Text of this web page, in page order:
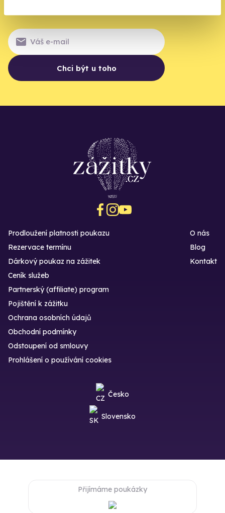
Chci být u toho
Prodloužení platnosti poukazu
Rezervace termínu
Dárkový poukaz na zážitek
O nás
Blog
Kontakt
Ceník služeb
Partnerský (affiliate) program
Pojištění k zážitku
Ochrana osobních údajů
Obchodní podmínky
Odstoupení od smlouvy
Prohlášení o používání cookies
Česko
Slovensko
Přijímáme poukázky